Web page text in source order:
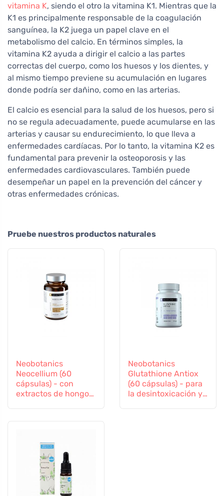
vitamina K, siendo el otro la vitamina K1. Mientras que la
K1 es principalmente responsable de la coagulación
sanguínea, la K2 juega un papel clave en el
metabolismo del calcio. En términos simples, la
vitamina K2 ayuda a dirigir el calcio a las partes
correctas del cuerpo, como los huesos y los dientes, y
al mismo tiempo previene su acumulación en lugares
donde podría ser dañino, como en las arterias.
El calcio es esencial para la salud de los huesos, pero si
no se regula adecuadamente, puede acumularse en las
arterias y causar su endurecimiento, lo que lleva a
enfermedades cardíacas. Por lo tanto, la vitamina K2 es
fundamental para prevenir la osteoporosis y las
enfermedades cardiovasculares. También puede
desempeñar un papel en la prevención del cáncer y
otras enfermedades crónicas.
Pruebe nuestros productos naturales
Neobotanics
Neocellium (60
cápsulas) - con
extractos de hongos
Neobotanics
Glutathione Antiox
(60 cápsulas) - para
la desintoxicación y